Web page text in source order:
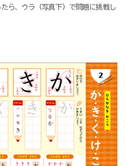
ら、ウラ（写真下）で問題に挑戦し